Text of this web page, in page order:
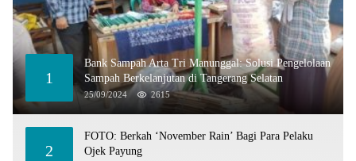
1
Bank Sampah Arta Tri Manunggal: Solusi Pengelolaan
Sampah Berkelanjutan di Tangerang Selatan
25/09/2024 2615
2
FOTO: Berkah ‘November Rain’ Bagi Para Pelaku
Ojek Payung